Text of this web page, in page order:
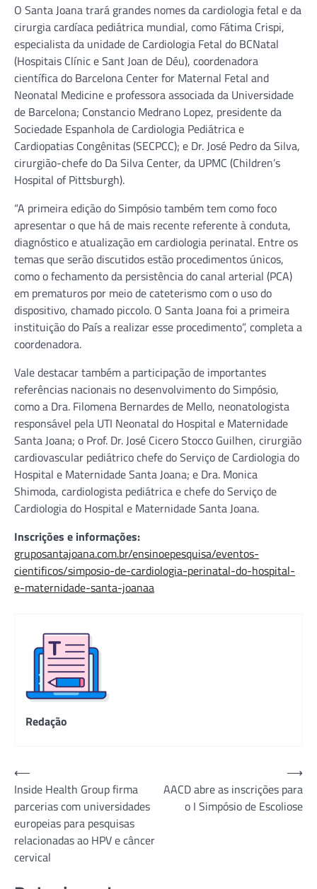
O Santa Joana trará grandes nomes da cardiologia fetal e da
cirurgia cardíaca pediátrica mundial, como Fátima Crispi,
especialista da unidade de Cardiologia Fetal do BCNatal
(Hospitais Clínic e Sant Joan de Déu), coordenadora
científica do Barcelona Center for Maternal Fetal and
Neonatal Medicine e professora associada da Universidade
de Barcelona; Constancio Medrano Lopez, presidente da
Sociedade Espanhola de Cardiologia Pediátrica e
Cardiopatias Congênitas (SECPCC); e Dr. José Pedro da Silva,
cirurgião-chefe do Da Silva Center, da UPMC (Children’s
Hospital of Pittsburgh).
“A primeira edição do Simpósio também tem como foco
apresentar o que há de mais recente referente à conduta,
diagnóstico e atualização em cardiologia perinatal. Entre os
temas que serão discutidos estão procedimentos únicos,
como o fechamento da persistência do canal arterial (PCA)
em prematuros por meio de cateterismo com o uso do
dispositivo, chamado piccolo. O Santa Joana foi a primeira
instituição do País a realizar esse procedimento”, completa a
coordenadora.
Vale destacar também a participação de importantes
referências nacionais no desenvolvimento do Simpósio,
como a Dra. Filomena Bernardes de Mello, neonatologista
responsável pela UTI Neonatal do Hospital e Maternidade
Santa Joana; o Prof. Dr. José Cicero Stocco Guilhen, cirurgião
cardiovascular pediátrico chefe do Serviço de Cardiologia do
Hospital e Maternidade Santa Joana; e Dra. Monica
Shimoda, cardiologista pediátrica e chefe do Serviço de
Cardiologia do Hospital e Maternidade Santa Joana.
Inscrições e informações:
gruposantajoana.com.br/ensinoepesquisa/eventos-
cientificos/simposio-de-cardiologia-perinatal-do-hospital-
e-maternidade-santa-joanaa
Redação
Navegação
de
Post
⟵
Inside Health Group firma
parcerias com universidades
europeias para pesquisas
relacionadas ao HPV e câncer
cervical
AACD abre as inscrições para
o I Simpósio de Escoliose
⟶